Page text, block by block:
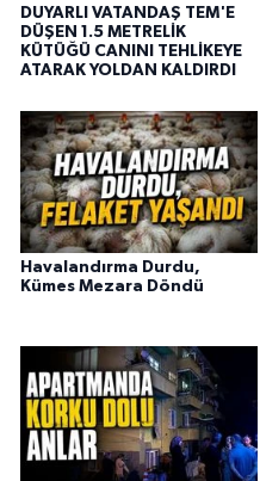
DUYARLI VATANDAŞ TEM'E
DÜŞEN 1.5 METRELİK
KÜTÜĞÜ CANINI TEHLİKEYE
ATARAK YOLDAN KALDIRDI
Havalandırma Durdu,
Kümes Mezara Döndü